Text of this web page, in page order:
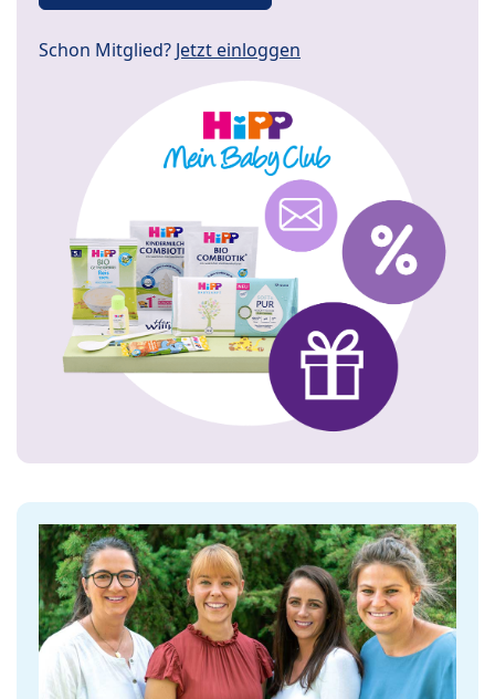
Schon Mitglied? Jetzt einloggen